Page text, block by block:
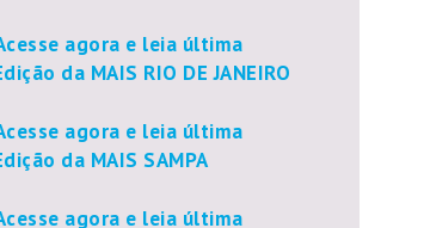
agora e leia última
da MAIS RIO DE JANEIRO
agora e leia última
da MAIS SAMPA
agora e leia última